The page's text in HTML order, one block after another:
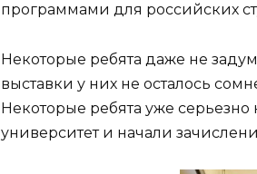
программами для российских
Некоторые ребята даже не
выставки у них не осталось
Некоторые ребята уже
университет и начали